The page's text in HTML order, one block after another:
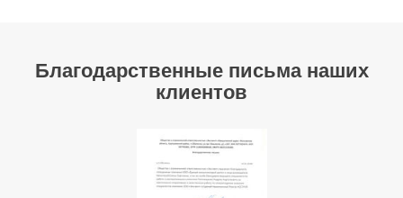
Благодарственные письма наших
клиентов